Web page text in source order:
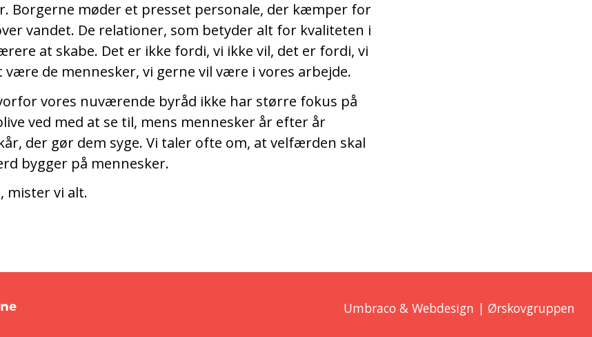
Borgerne møder et presset personale, der kæmper for
vandet. De relationer, som betyder alt for kvaliteten i
at skabe. Det er ikke fordi, vi ikke vil, det er fordi, vi
de mennesker, vi gerne vil være i vores arbejde.
vores nuværende byråd ikke har større fokus på
ved med at se til, mens mennesker år efter år
der gør dem syge. Vi taler ofte om, at velfærden skal
bygger på mennesker.
mister vi alt.
Umbraco & Webdesign | Ørskovgruppen